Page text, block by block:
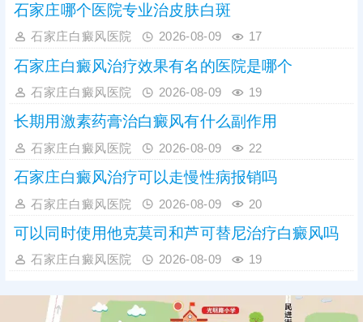
石家庄哪个医院专业治皮肤白斑
石家庄白癜风医院 2026-08-09 17
石家庄白癜风治疗效果有名的医院是哪个
石家庄白癜风医院 2026-08-09 19
长期用激素药膏治白癜风有什么副作用
石家庄白癜风医院 2026-08-09 22
石家庄白癜风治疗可以走慢性病报销吗
石家庄白癜风医院 2026-08-09 20
可以同时使用他克莫司和芦可替尼治疗白癜风吗
石家庄白癜风医院 2026-08-09 19